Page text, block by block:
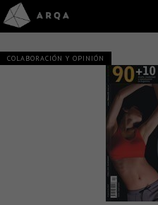
COLABORACIÓN Y OPINIÓN